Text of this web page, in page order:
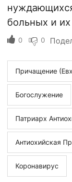
больных и
0 0
Причащение
Богослужение
Патриарх
Антиохийская
Коронавирус